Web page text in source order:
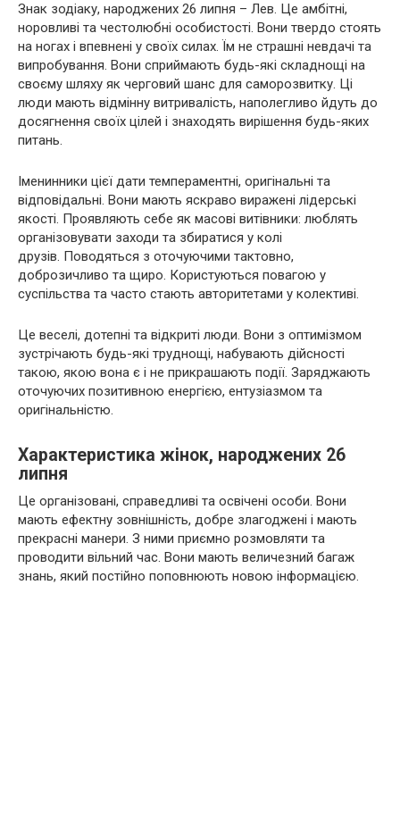
Знак зодіаку, народжених 26 липня – Лев. Це амбітні,
норовливі та честолюбні особистості. Вони твердо стоять
на ногах і впевнені у своїх силах. Їм не страшні невдачі та
випробування. Вони сприймають будь-які складнощі на
своєму шляху як черговий шанс для саморозвитку. Ці
люди мають відмінну витривалість, наполегливо йдуть до
досягнення своїх цілей і знаходять вирішення будь-яких
питань.
Іменинники цієї дати темпераментні, оригінальні та
відповідальні. Вони мають яскраво виражені лідерські
якості. Проявляють себе як масові витівники: люблять
організовувати заходи та збиратися у колі
друзів. Поводяться з оточуючими тактовно,
доброзичливо та щиро. Користуються повагою у
суспільства та часто стають авторитетами у колективі.
Це веселі, дотепні та відкриті люди. Вони з оптимізмом
зустрічають будь-які труднощі, набувають дійсності
такою, якою вона є і не прикрашають події. Заряджають
оточуючих позитивною енергією, ентузіазмом та
оригінальністю.
Характеристика жінок, народжених 26
липня
Це організовані, справедливі та освічені особи. Вони
мають ефектну зовнішність, добре злагоджені і мають
прекрасні манери. З ними приємно розмовляти та
проводити вільний час. Вони мають величезний багаж
знань, який постійно поповнюють новою інформацією.